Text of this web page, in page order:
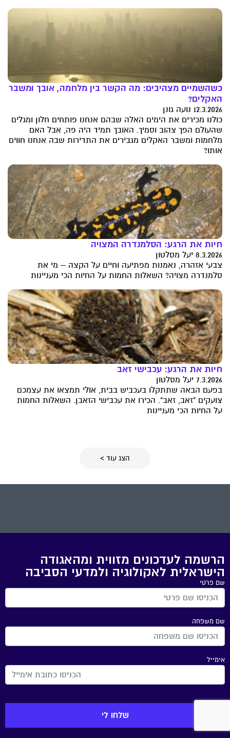
כשהשמיים מצהיבים: מה הקשר בין מלחמה, אובך ומשבר
האקלים?
12.3.2026 נועה גונן
כולנו מכירים את הימים האלה שבהם אנחנו פותחים חלון ומגלים
שהעולם הפך צהוב וסמיך. האובך תמיד היה פה, אבל האם
מלחמות ומשבר האקלים מגבירים את התדירות שבה אנחנו חווים
אותו?
חיות את הרגע: הסלמנדרה המצויה
8.3.2026 יעל מסלטון
צבעי אזהרה, נאמנות מפתיעה וחיים על הקצה – מי את
סלמנדרה מצויה? השאלות החמות על החיות הכי מעניינות
חיות את הרגע: עכבישי זאב
7.3.2026 יעל מסלטון
בפעם הבאה שתתקלו בעכביש בבית, אולי תמצאו את עצמכם
צועקים "זאב, זאב". הכירו את עכבישי הזאבן. השאלות החמות
על החיות הכי מעניינות
הצג עוד >
הרשמה לעדכונים מזווית ומהאגודה
הישראלית לאקולוגיה ולמדעי הסביבה
שם פרטי
שם משפחה
אימייל